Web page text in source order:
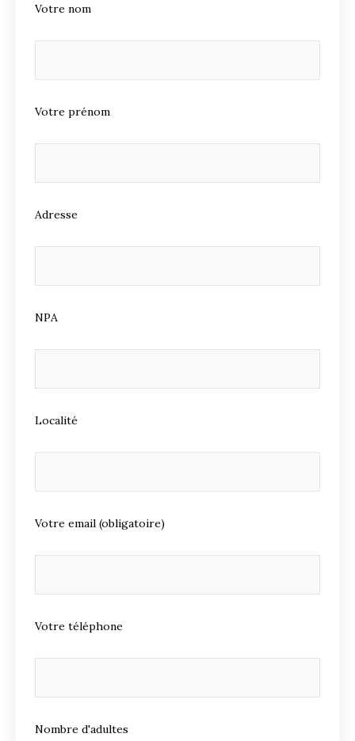
Votre nom
Votre prénom
Adresse
NPA
Localité
Votre email (obligatoire)
Votre téléphone
Nombre d'adultes